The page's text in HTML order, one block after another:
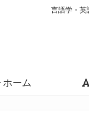
言語学・英
ホーム